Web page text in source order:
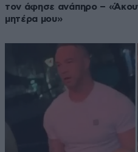
τον άφησε ανάπηρο –
μητέρα μου»